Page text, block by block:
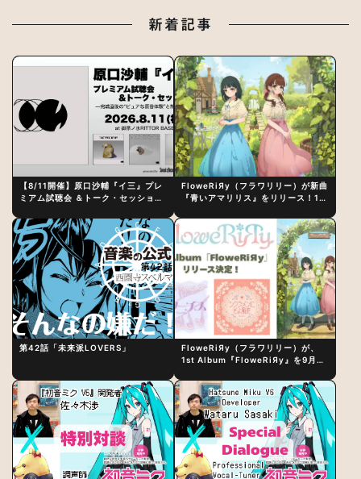
新着記事
【8/11開催】原口沙輔『イ三』プレ
ミアム試聴会 ＆トーク・セッション
制作秘話
FloweRiЯy（フラワリリー）が新曲
『青いアマリリス』をリリース！1st
第42話「未来派LOVERS」
FloweRiЯy（フラワリリー）が、
1st Album『FloweRiЯy』を9月23